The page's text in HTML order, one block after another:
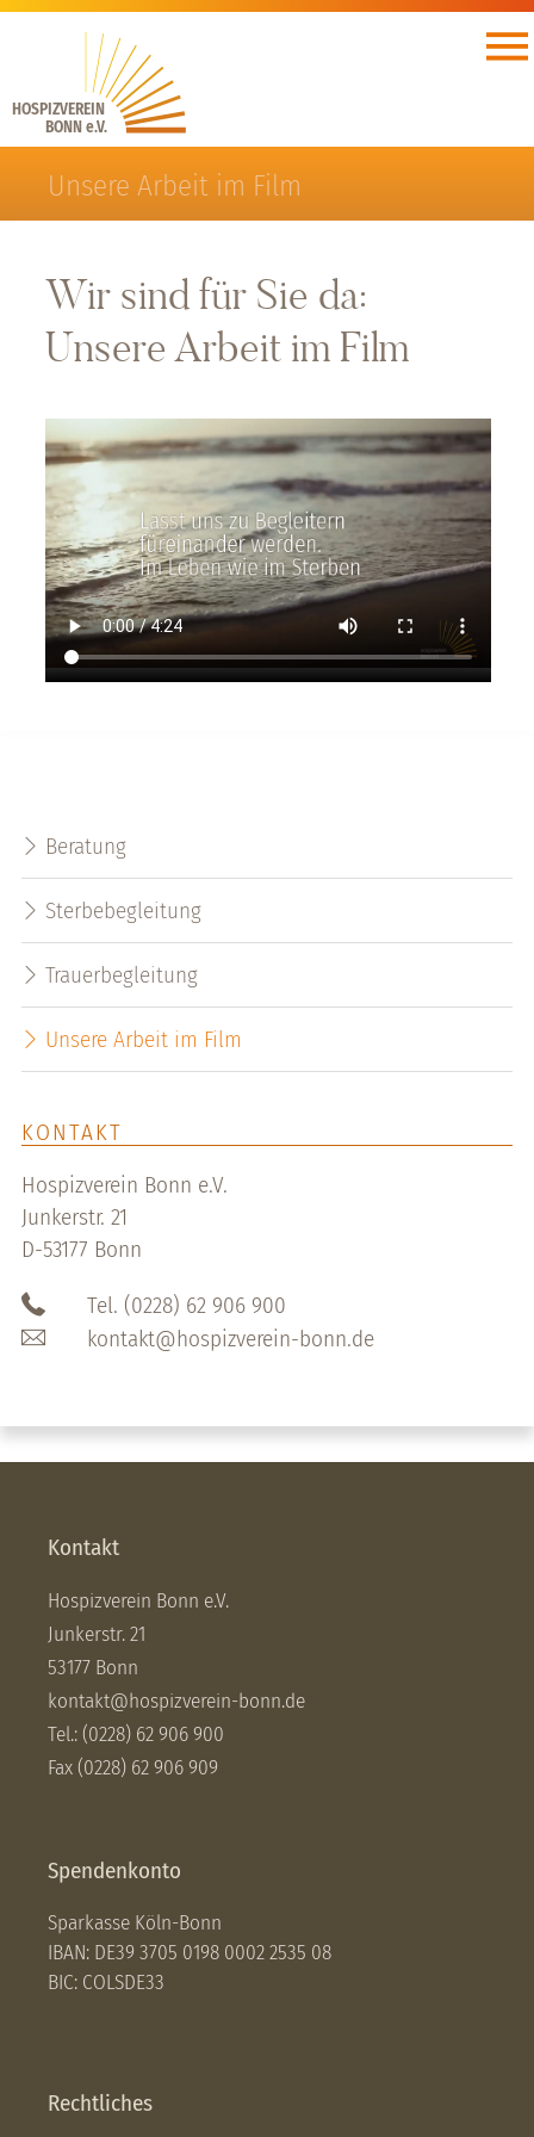
HOSPIZVEREIN
BONN e.V.
Unsere Arbeit im Film
Wir sind für Sie da:
Unsere Arbeit im Film
Beratung
Sterbebegleitung
Trauerbegleitung
Unsere Arbeit im Film
KONTAKT
Hospizverein Bonn e.V.
Junkerstr. 21
D-53177 Bonn
Tel. (0228) 62 906 900
kontakt@hospizverein-bonn.de
Kontakt
Hospizverein Bonn e.V.
Junkerstr. 21
53177 Bonn
kontakt@hospizverein-bonn.de
Tel.: (0228) 62 906 900
Fax (0228) 62 906 909
Spendenkonto
Sparkasse Köln-Bonn
IBAN: DE39 3705 0198 0002 2535 08
BIC: COLSDE33
Rechtliches